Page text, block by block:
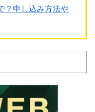
？申し込み方法や